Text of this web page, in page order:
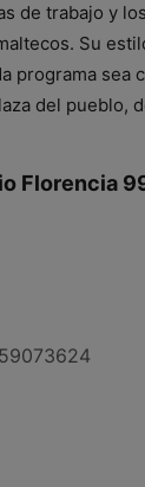
de trabajo y
Su
programa sea
del pueblo,
Florencia